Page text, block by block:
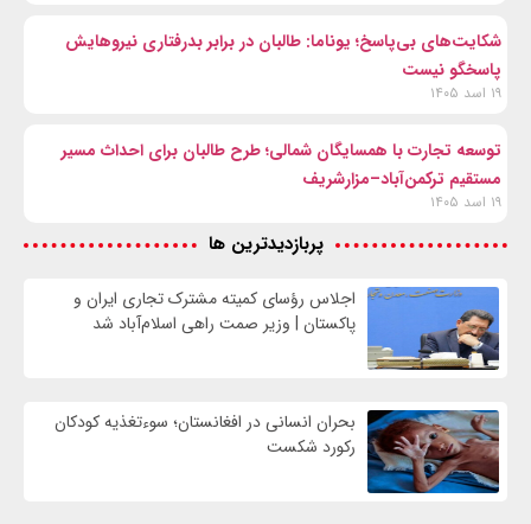
شکایت‌های بی‌پاسخ؛ یوناما: طالبان در برابر بدرفتاری نیروهایش
پاسخگو نیست
۱۹ اسد ۱۴۰۵
توسعه تجارت با همسایگان شمالی؛ طرح طالبان برای احداث مسیر
مستقیم ترکمن‌آباد–مزارشریف
۱۹ اسد ۱۴۰۵
پربازدیدترین ها
اجلاس رؤسای کمیته مشترک تجاری ایران و
پاکستان | وزیر صمت راهی اسلام‌آباد شد
بحران انسانی در افغانستان؛ سوءتغذیه کودکان
رکورد شکست